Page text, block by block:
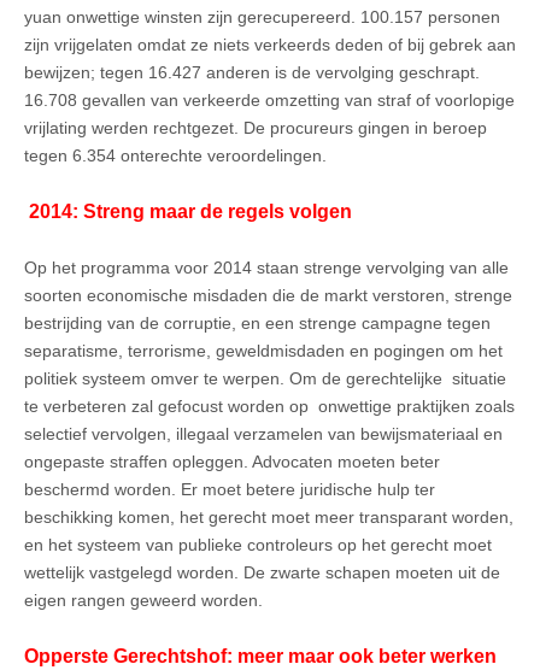
yuan onwettige winsten zijn gerecupereerd. 100.157 personen
zijn vrijgelaten omdat ze niets verkeerds deden of bij gebrek aan
bewijzen; tegen 16.427 anderen is de vervolging geschrapt.
16.708 gevallen van verkeerde omzetting van straf of voorlopige
vrijlating werden rechtgezet. De procureurs gingen in beroep
tegen 6.354 onterechte veroordelingen.
2014: Streng maar de regels volgen
Op het programma voor 2014 staan strenge vervolging van alle
soorten economische misdaden die de markt verstoren, strenge
bestrijding van de corruptie, en een strenge campagne tegen
separatisme, terrorisme, geweldmisdaden en pogingen om het
politiek systeem omver te werpen. Om de gerechtelijke situatie
te verbeteren zal gefocust worden op onwettige praktijken zoals
selectief vervolgen, illegaal verzamelen van bewijsmateriaal en
ongepaste straffen opleggen. Advocaten moeten beter
beschermd worden. Er moet betere juridische hulp ter
beschikking komen, het gerecht moet meer transparant worden,
en het systeem van publieke controleurs op het gerecht moet
wettelijk vastgelegd worden. De zwarte schapen moeten uit de
eigen rangen geweerd worden.
Opperste Gerechtshof: meer maar ook beter werken